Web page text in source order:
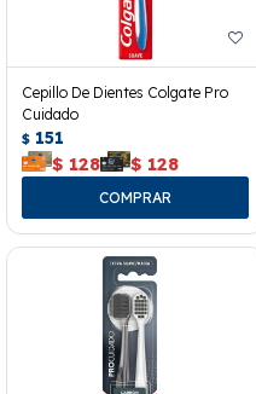
Cepillo De Dientes Colgate Pro
Cuidado
$ 151
$ 128 $ 128